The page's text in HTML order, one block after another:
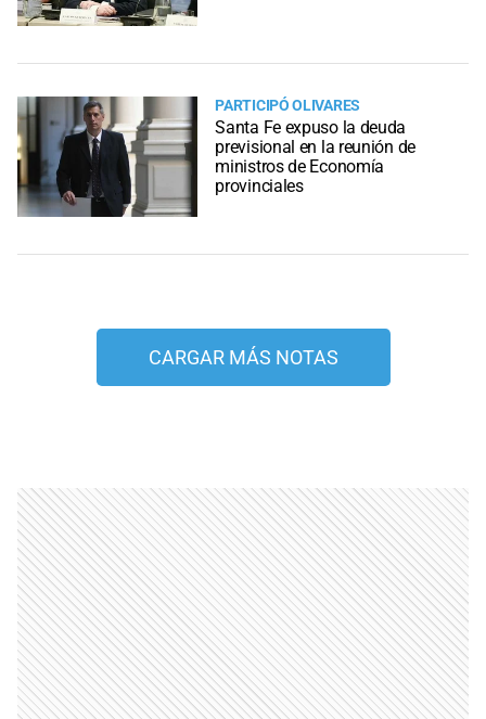
PARTICIPÓ OLIVARES
Santa Fe expuso la deuda
previsional en la reunión de
ministros de Economía
provinciales
CARGAR MÁS NOTAS